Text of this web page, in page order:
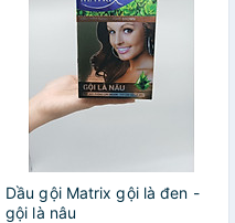
Dầu gội Matrix gội là đen -
gội là nâu